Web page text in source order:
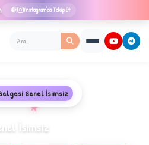
Instagram'da Takip Et
★
Genel İsimsiz
İsimsiz